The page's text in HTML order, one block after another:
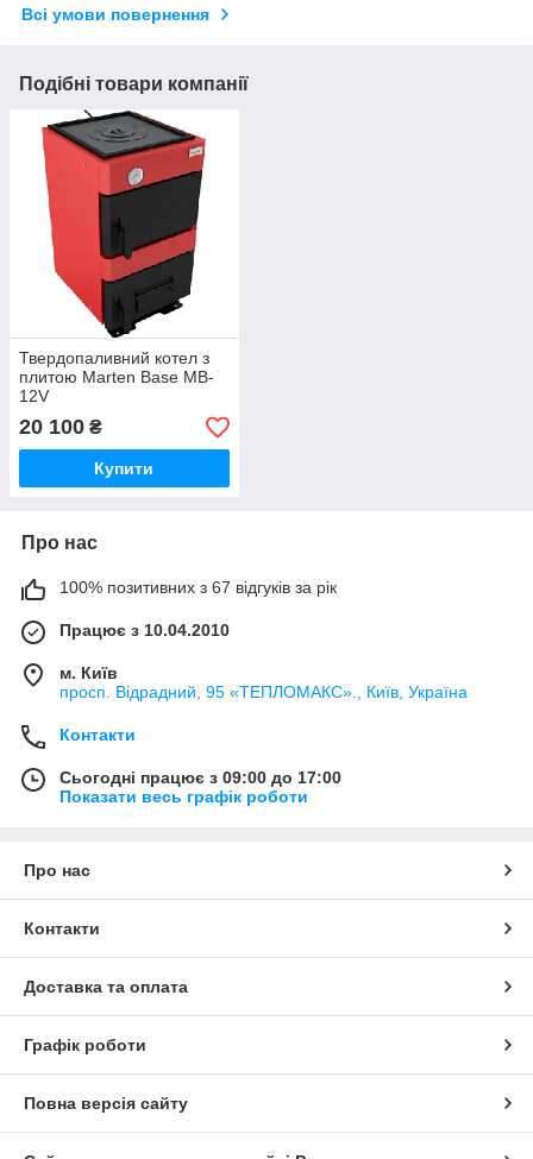
Всі умови повернення
Подібні товари компанії
Твердопаливний котел з
плитою Marten Base MB-
12V
20 100 ₴
Купити
Про нас
100% позитивних з 67 відгуків за рік
Працює з 10.04.2010
м. Київ
просп. Відрадний, 95 «ТЕПЛОМАКС»., Київ, Україна
Контакти
Сьогодні працює з 09:00 до 17:00
Показати весь графік роботи
Про нас
Контакти
Доставка та оплата
Графік роботи
Повна версія сайту